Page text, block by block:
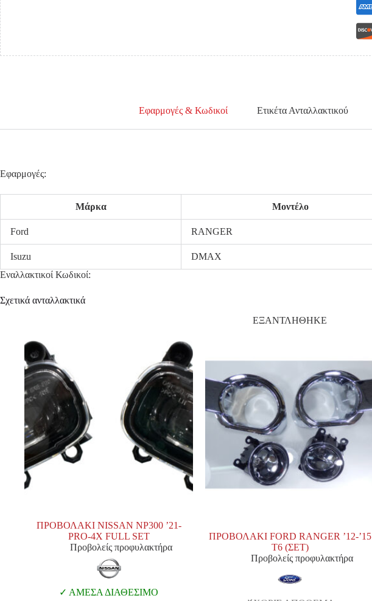
Εφαρμογές & Κωδικοί Ετικέτα Ανταλλακτικού
Εφαρμογές:
Μάρκα Μοντέλο
Ford RANGER
Isuzu DMAX
Εναλλακτικοί Κωδικοί:
Σχετικά ανταλλακτικά
ΠΡΟΒΟΛΑΚΙ NISSAN NP300 ’21-
PRO-4X FULL SET
Προβολείς προφυλακτήρα
ΑΜΕΣΑ ΔΙΑΘΕΣΙΜΟ
ΕΞΑΝΤΛΗΘΗΚΕ
ΠΡΟΒΟΛΑΚΙ FORD RANGER ’12-’15
Τ6 (ΣΕΤ)
Προβολείς προφυλακτήρα